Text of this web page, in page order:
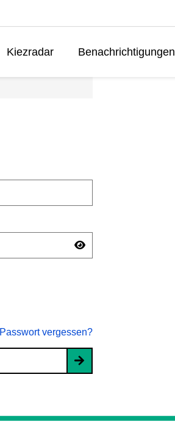
Kiezradar Benachrichtigungen
Passwort vergessen?